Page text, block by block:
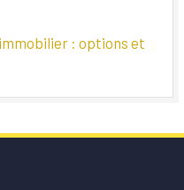
: options et